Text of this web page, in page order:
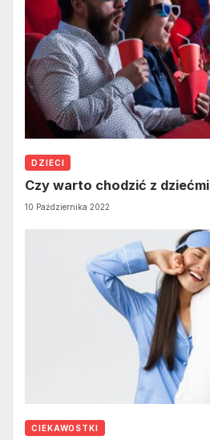
DZIECI
Czy warto chodzić z
10 Października 2022
CIEKAWOSTKI